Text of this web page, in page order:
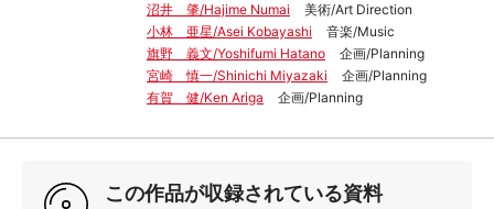
沼井 肇/Hajime Numai
美術/Art Direction
小林 亜星/Asei Kobayashi
音楽/Music
旗野 義文/Yoshifumi Hatano
企画/Planning
宮崎 慎一/Shinichi Miyazaki
企画/Planning
有賀 健/Ken Ariga
企画/Planning
この作品が収録されている資料